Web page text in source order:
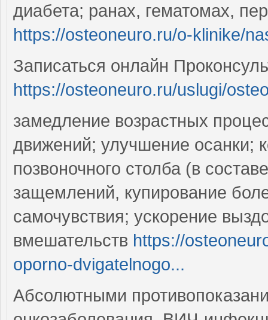
диабета; ранах, гематомах,
https://osteoneuro.ru/o-klinike/
Записаться онлайн
https://osteoneuro.ru/uslugi/
замедление возрастных
движений; улучшение осанки;
позвоночного столба (в
защемлений, купирование
самочувствия; ускорение
вмешательств https://
oporno-dvigatelnogo...
Абсолютными